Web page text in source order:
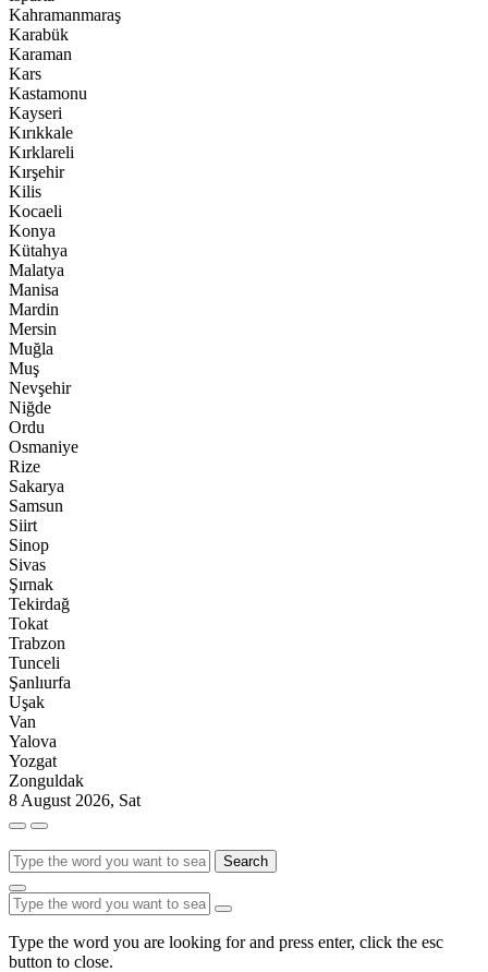
Kahramanmaraş
Karabük
Karaman
Kars
Kastamonu
Kayseri
Kırıkkale
Kırklareli
Kırşehir
Kilis
Kocaeli
Konya
Kütahya
Malatya
Manisa
Mardin
Mersin
Muğla
Muş
Nevşehir
Niğde
Ordu
Osmaniye
Rize
Sakarya
Samsun
Siirt
Sinop
Sivas
Şırnak
Tekirdağ
Tokat
Trabzon
Tunceli
Şanlıurfa
Uşak
Van
Yalova
Yozgat
Zonguldak
8 August 2026, Sat
Search
Type the word you are looking for and press enter, click the esc
button to close.